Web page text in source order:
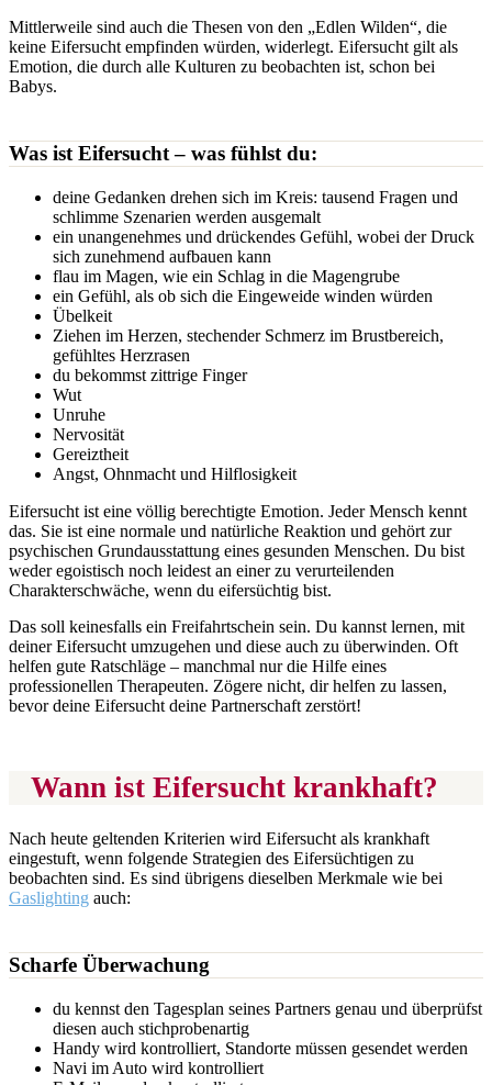
Mittlerweile sind auch die Thesen von den „Edlen Wilden“, die
keine Eifersucht empfinden würden, widerlegt. Eifersucht gilt als
Emotion, die durch alle Kulturen zu beobachten ist, schon bei
Babys.
Was ist Eifersucht – was fühlst du:
deine Gedanken drehen sich im Kreis: tausend Fragen und
schlimme Szenarien werden ausgemalt
ein unangenehmes und drückendes Gefühl, wobei der Druck
sich zunehmend aufbauen kann
flau im Magen, wie ein Schlag in die Magengrube
ein Gefühl, als ob sich die Eingeweide winden würden
Übelkeit
Ziehen im Herzen, stechender Schmerz im Brustbereich,
gefühltes Herzrasen
du bekommst zittrige Finger
Wut
Unruhe
Nervosität
Gereiztheit
Angst, Ohnmacht und Hilflosigkeit
Eifersucht ist eine völlig berechtigte Emotion. Jeder Mensch kennt
das. Sie ist eine normale und natürliche Reaktion und gehört zur
psychischen Grundausstattung eines gesunden Menschen. Du bist
weder egoistisch noch leidest an einer zu verurteilenden
Charakterschwäche, wenn du eifersüchtig bist.
Das soll keinesfalls ein Freifahrtschein sein. Du kannst lernen, mit
deiner Eifersucht umzugehen und diese auch zu überwinden. Oft
helfen gute Ratschläge – manchmal nur die Hilfe eines
professionellen Therapeuten. Zögere nicht, dir helfen zu lassen,
bevor deine Eifersucht deine Partnerschaft zerstört!
Wann ist Eifersucht krankhaft?
Nach heute geltenden Kriterien wird Eifersucht als krankhaft
eingestuft, wenn folgende Strategien des Eifersüchtigen zu
beobachten sind. Es sind übrigens dieselben Merkmale wie bei
Gaslighting auch:
Scharfe Überwachung
du kennst den Tagesplan seines Partners genau und überprüfst
diesen auch stichprobenartig
Handy wird kontrolliert, Standorte müssen gesendet werden
Navi im Auto wird kontrolliert